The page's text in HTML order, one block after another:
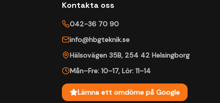
Kontakta oss
042-36 70 90
info@hbgteknik.se
Hälsovägen 35B, 254 42 Helsingborg
Mån–Fre: 10–17, Lör: 11–14
Lämna ett omdöme på Google